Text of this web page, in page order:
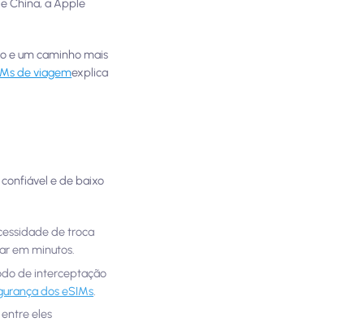
China, a Apple
e um caminho mais
de viagemexplica
e de baixo
de troca
em minutos.
de interceptação
dos eSIMs
eles